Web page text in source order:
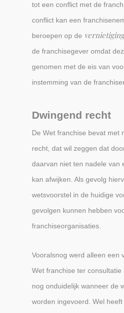
tot een conflict met de
conflict kan een
beroepen op de
de franchisegever omdat
genomen met de eis van
instemming van de
Dwingend recht
De Wet franchise bevat met
recht, dat wil zeggen dat
daarvan niet ten nadele van
kan afwijken. Als gevolg
wetsvoorstel in de huidige
gevolgen kunnen hebben
franchiseorganisaties.
Vooralsnog werd alleen een
Wet franchise ter
nog onduidelijk wanneer de
worden ingevoerd. Wel